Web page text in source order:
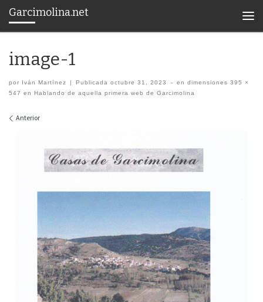
Saltar al contenido
Garcimolina.net
image-1
por Iván Martínez | Publicadaoctubre 31, 2023 - en dimensiones 395 ×
547 en Hablando de aquella primera web de Garcimolina
Navegación de imágenes
Anterior